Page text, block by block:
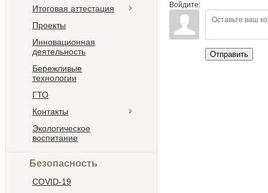
Итоговая аттестация
Проекты
Инновационная
деятельность
Бережливые
технологии
ГТО
Контакты
Экологическое
воспитание
Безопасность
COVID-19
Войдите:
Отправить